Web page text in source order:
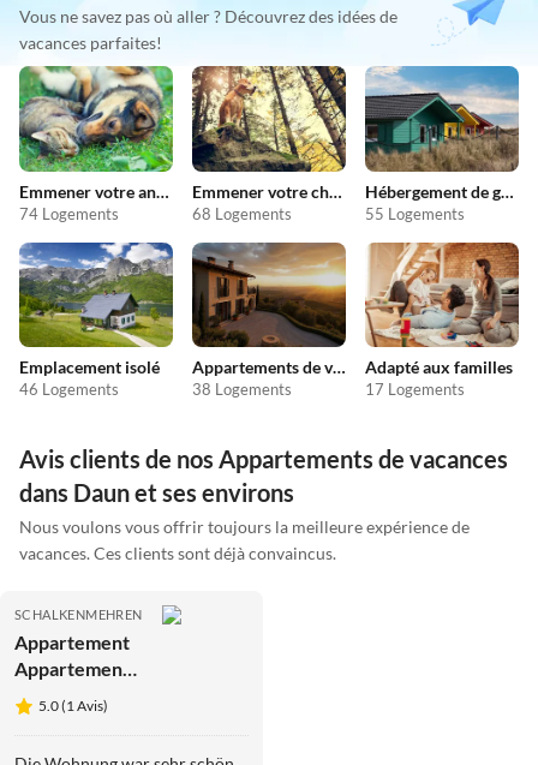
Vous ne savez pas où aller ? Découvrez des idées de
vacances parfaites!
Emmener votre animal en vacances
74 Logements
Emmener votre chien en vacances
68 Logements
Hébergement de groupe
55 Logements
Emplacement isolé
46 Logements
Appartements de vacances pas chers
38 Logements
Adapté aux familles
17 Logements
Avis clients de nos Appartements de vacances
dans Daun et ses environs
Nous voulons vous offrir toujours la meilleure expérience de
vacances. Ces clients sont déjà convaincus.
SCHALKENMEHREN
Appartement
Appartement
de vacances 3
chambres
5.0 (1 Avis)